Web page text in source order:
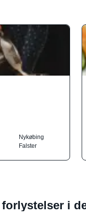
Nykøbing
Falster
i